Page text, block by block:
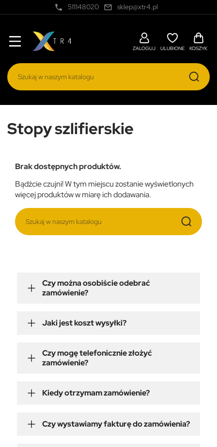
local_phone 511148020 mail_outline sklep@xtr4.pl
ZALOGUJ ULUBIONE KOSZYK
Stopy szlifierskie
Brak dostępnych produktów.
Bądźcie czujni! W tym miejscu zostanie wyświetlonych
więcej produktów w miarę ich dodawania.
Czy można osobiście odebrać
zamówienie?
Jaki jest koszt wysyłki?
Czy mogę telefonicznie złożyć
zamówienie?
Kiedy otrzymam zamówienie?
Czy wystawiamy fakturę do zamówienia?